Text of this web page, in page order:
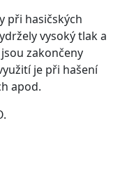
při hasičských
vysoký tlak a
zakončeny
je při hašení
apod.